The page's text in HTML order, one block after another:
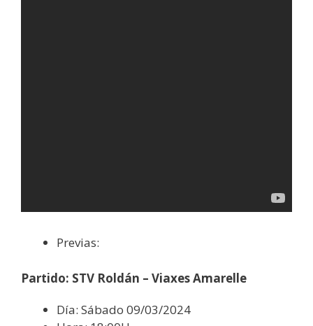
Previas:
Partido: STV Roldán – Viaxes Amarelle
Día: Sábado 09/03/2024